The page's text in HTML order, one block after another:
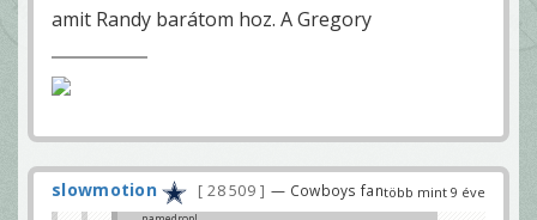
amit Randy barátom hoz. A Gregory
több mint 9 éve
slowmotion 28 509 — Cowboys fan